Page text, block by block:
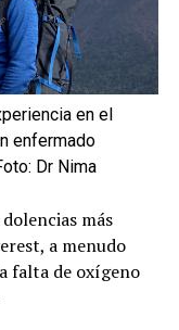
en el
enfermado
Dr Nima
más
a menudo
falta de oxígeno